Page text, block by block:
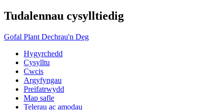
Tudalennau cysylltiedig
Gofal Plant Dechrau'n Deg
Hygyrchedd
Cysylltu
Cwcis
Argyfyngau
Preifatrwydd
Map safle
Telerau ac amodau